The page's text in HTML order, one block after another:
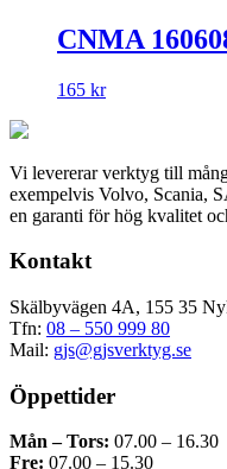
CNMA
165 kr
Vi levererar verktyg till
exempelvis Volvo, Scania,
en garanti för hög kvalitet
Kontakt
Skälbyvägen 4A, 155 35
Tfn: 08 – 550 999 80
Mail: gjs@gjsverktyg.se
Öppettider
Mån – Tors: 07.00 – 16.30
Fre: 07.00 – 15.30